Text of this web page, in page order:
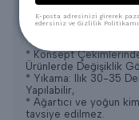
Merserize kumaştır.
Oldukça rahat bir ve
* Konsept Çekimlerinde
Ürünlerde Değişiklik
* Yıkama: Ilık 30-35
Yapılabilir,
* Ağartıcı ve yoğun
tavsiye edilmez.
E-posta adresinizi girerek
edersiniz ve Gizlilik